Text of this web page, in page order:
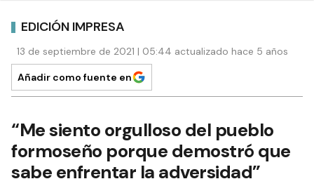
EDICIÓN IMPRESA
13 de septiembre de 2021 | 05:44 actualizado hace 5 años
Añadir como fuente en
“Me siento orgulloso del pueblo
formoseño porque demostró que
sabe enfrentar la adversidad”